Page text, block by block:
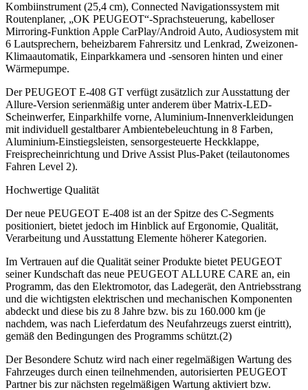
Kombiinstrument (25,4 cm), Connected Navigationssystem mit
Routenplaner, „OK PEUGEOT“-Sprachsteuerung, kabelloser
Mirroring-Funktion Apple CarPlay/Android Auto, Audiosystem mit
6 Lautsprechern, beheizbarem Fahrersitz und Lenkrad, Zweizonen-
Klimaautomatik, Einparkkamera und -sensoren hinten und einer
Wärmepumpe.
Der PEUGEOT E-408 GT verfügt zusätzlich zur Ausstattung der
Allure-Version serienmäßig unter anderem über Matrix-LED-
Scheinwerfer, Einparkhilfe vorne, Aluminium-Innenverkleidungen
mit individuell gestaltbarer Ambientebeleuchtung in 8 Farben,
Aluminium-Einstiegsleisten, sensorgesteuerte Heckklappe,
Freisprecheinrichtung und Drive Assist Plus-Paket (teilautonomes
Fahren Level 2).
Hochwertige Qualität
Der neue PEUGEOT E-408 ist an der Spitze des C-Segments
positioniert, bietet jedoch im Hinblick auf Ergonomie, Qualität,
Verarbeitung und Ausstattung Elemente höherer Kategorien.
Im Vertrauen auf die Qualität seiner Produkte bietet PEUGEOT
seiner Kundschaft das neue PEUGEOT ALLURE CARE an, ein
Programm, das den Elektromotor, das Ladegerät, den Antriebsstrang
und die wichtigsten elektrischen und mechanischen Komponenten
abdeckt und diese bis zu 8 Jahre bzw. bis zu 160.000 km (je
nachdem, was nach Lieferdatum des Neufahrzeugs zuerst eintritt),
gemäß den Bedingungen des Programms schützt.(2)
Der Besondere Schutz wird nach einer regelmäßigen Wartung des
Fahrzeuges durch einen teilnehmenden, autorisierten PEUGEOT
Partner bis zur nächsten regelmäßigen Wartung aktiviert bzw.